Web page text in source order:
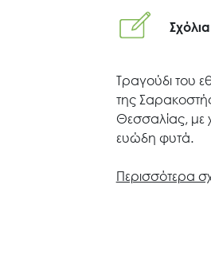
Δημοσιότητα
Σχόλια
Τραγούδι του
της
Θεσσαλίας, με
ευώδη φυτά.
Περισσότερα